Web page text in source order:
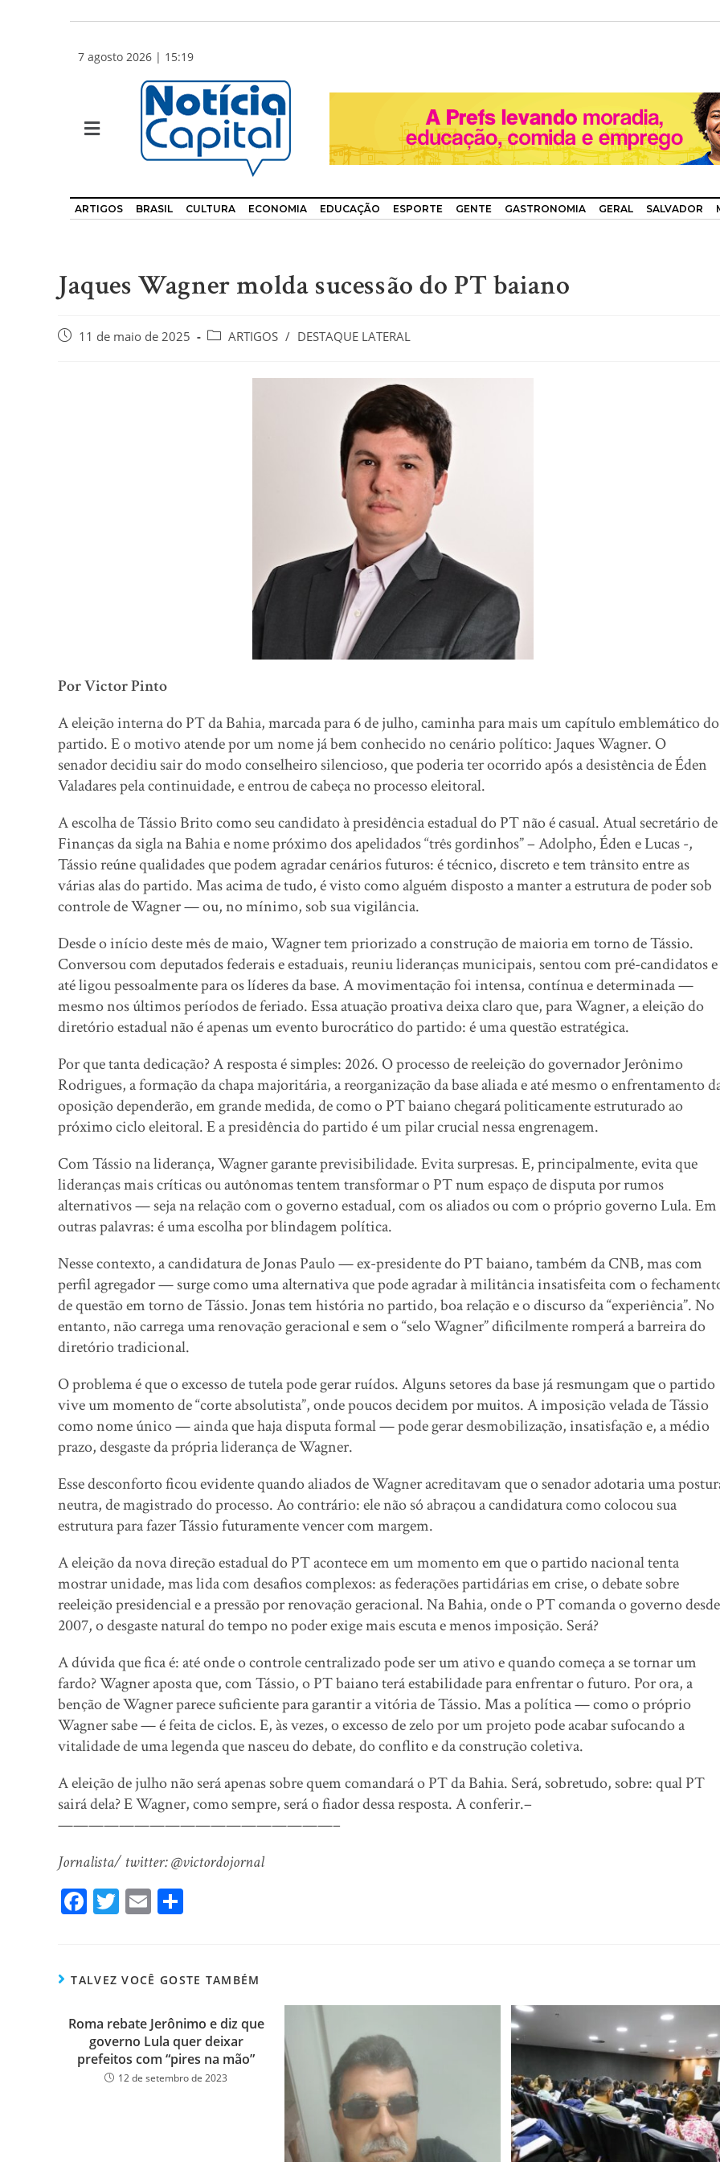
7 agosto 2026 | 15:19
ARTIGOS BRASIL CULTURA ECONOMIA EDUCAÇÃO ESPORTE GENTE GASTRONOMIA GERAL SALVADOR
Jaques Wagner molda sucessão do PT baiano
11 de maio de 2025 ARTIGOS / DESTAQUE LATERAL
Por Victor Pinto
A eleição interna do PT da Bahia, marcada para 6 de julho, caminha para mais um capítulo emblemático do
partido. E o motivo atende por um nome já bem conhecido no cenário político: Jaques Wagner. O
senador decidiu sair do modo conselheiro silencioso, que poderia ter ocorrido após a desistência de Éden
Valadares pela continuidade, e entrou de cabeça no processo eleitoral.
A escolha de Tássio Brito como seu candidato à presidência estadual do PT não é casual. Atual secretário de
Finanças da sigla na Bahia e nome próximo dos apelidados “três gordinhos” – Adolpho, Éden e Lucas -,
Tássio reúne qualidades que podem agradar cenários futuros: é técnico, discreto e tem trânsito entre as
várias alas do partido. Mas acima de tudo, é visto como alguém disposto a manter a estrutura de poder sob
controle de Wagner — ou, no mínimo, sob sua vigilância.
Desde o início deste mês de maio, Wagner tem priorizado a construção de maioria em torno de Tássio.
Conversou com deputados federais e estaduais, reuniu lideranças municipais, sentou com pré-candidatos e
até ligou pessoalmente para os líderes da base. A movimentação foi intensa, contínua e determinada —
mesmo nos últimos períodos de feriado. Essa atuação proativa deixa claro que, para Wagner, a eleição do
diretório estadual não é apenas um evento burocrático do partido: é uma questão estratégica.
Por que tanta dedicação? A resposta é simples: 2026. O processo de reeleição do governador Jerônimo
Rodrigues, a formação da chapa majoritária, a reorganização da base aliada e até mesmo o enfrentamento
oposição dependerão, em grande medida, de como o PT baiano chegará politicamente estruturado ao
próximo ciclo eleitoral. E a presidência do partido é um pilar crucial nessa engrenagem.
Com Tássio na liderança, Wagner garante previsibilidade. Evita surpresas. E, principalmente, evita que
lideranças mais críticas ou autônomas tentem transformar o PT num espaço de disputa por rumos
alternativos — seja na relação com o governo estadual, com os aliados ou com o próprio governo Lula. Em
outras palavras: é uma escolha por blindagem política.
Nesse contexto, a candidatura de Jonas Paulo — ex-presidente do PT baiano, também da CNB, mas com
perfil agregador — surge como uma alternativa que pode agradar à militância insatisfeita com o
de questão em torno de Tássio. Jonas tem história no partido, boa relação e o discurso da “experiência”. No
entanto, não carrega uma renovação geracional e sem o “selo Wagner” dificilmente romperá a barreira do
diretório tradicional.
O problema é que o excesso de tutela pode gerar ruídos. Alguns setores da base já resmungam que o partido
vive um momento de “corte absolutista”, onde poucos decidem por muitos. A imposição velada de Tássio
como nome único — ainda que haja disputa formal — pode gerar desmobilização, insatisfação e, a médio
prazo, desgaste da própria liderança de Wagner.
Esse desconforto ficou evidente quando aliados de Wagner acreditavam que o senador adotaria uma
neutra, de magistrado do processo. Ao contrário: ele não só abraçou a candidatura como colocou sua
estrutura para fazer Tássio futuramente vencer com margem.
A eleição da nova direção estadual do PT acontece em um momento em que o partido nacional tenta
mostrar unidade, mas lida com desafios complexos: as federações partidárias em crise, o debate sobre
reeleição presidencial e a pressão por renovação geracional. Na Bahia, onde o PT comanda o governo desde
2007, o desgaste natural do tempo no poder exige mais escuta e menos imposição. Será?
A dúvida que fica é: até onde o controle centralizado pode ser um ativo e quando começa a se tornar um
fardo? Wagner aposta que, com Tássio, o PT baiano terá estabilidade para enfrentar o futuro. Por ora, a
benção de Wagner parece suficiente para garantir a vitória de Tássio. Mas a política — como o próprio
Wagner sabe — é feita de ciclos. E, às vezes, o excesso de zelo por um projeto pode acabar sufocando a
vitalidade de uma legenda que nasceu do debate, do conflito e da construção coletiva.
A eleição de julho não será apenas sobre quem comandará o PT da Bahia. Será, sobretudo, sobre: qual PT
sairá dela? E Wagner, como sempre, será o fiador dessa resposta. A conferir.–
——————————————————–
Jornalista/ twitter: @victordojornal
Fa
ok
T
er
E
TALVEZ VOCÊ GOSTE TAMBÉM
Roma rebate Jerônimo e diz que
governo Lula quer deixar
prefeitos com “pires na mão”
12 de setembro de 2023